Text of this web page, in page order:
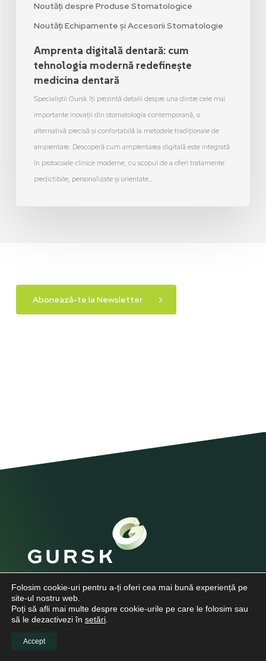
Noutăți despre Produse Stomatologice
Noutăți Echipamente și Accesorii Stomatologie
Amprenta digitală dentară: cum
tehnologia modernă redefinește
medicina dentară
Specialiștii Gursk îți prezintă detalii despre una dintre cele mai
importante inovații din stomatologia contemporană, o
alternativă precisă și confortabilă la metodele tradiționale de
amprentare. Descoperă cum amprentarea digitală este integrată
în protocoale clinice moderne, cu scopul de a oferi tratamente
predictibile, personalizate și orientate…
Abonează-te la Newsletter
nr. 85, sector 1, București
0769.948.354
comenzi@gurskmedica.ro
Program Sediu:
Folosim cookie-uri pentru a-ți oferi cea mai bună experiență pe
site-ul nostru web.
Poți să afli mai multe despre cookie-urile pe care le folosim sau
să le dezactivezi în setări
Accept